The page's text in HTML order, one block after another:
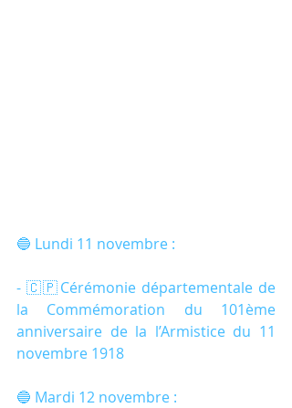
🔵 Lundi 11 novembre :
- 🇨🇵Cérémonie départementale de
la Commémoration du 101ème
anniversaire de la l’Armistice du 11
novembre 1918
🔵 Mardi 12 novembre :